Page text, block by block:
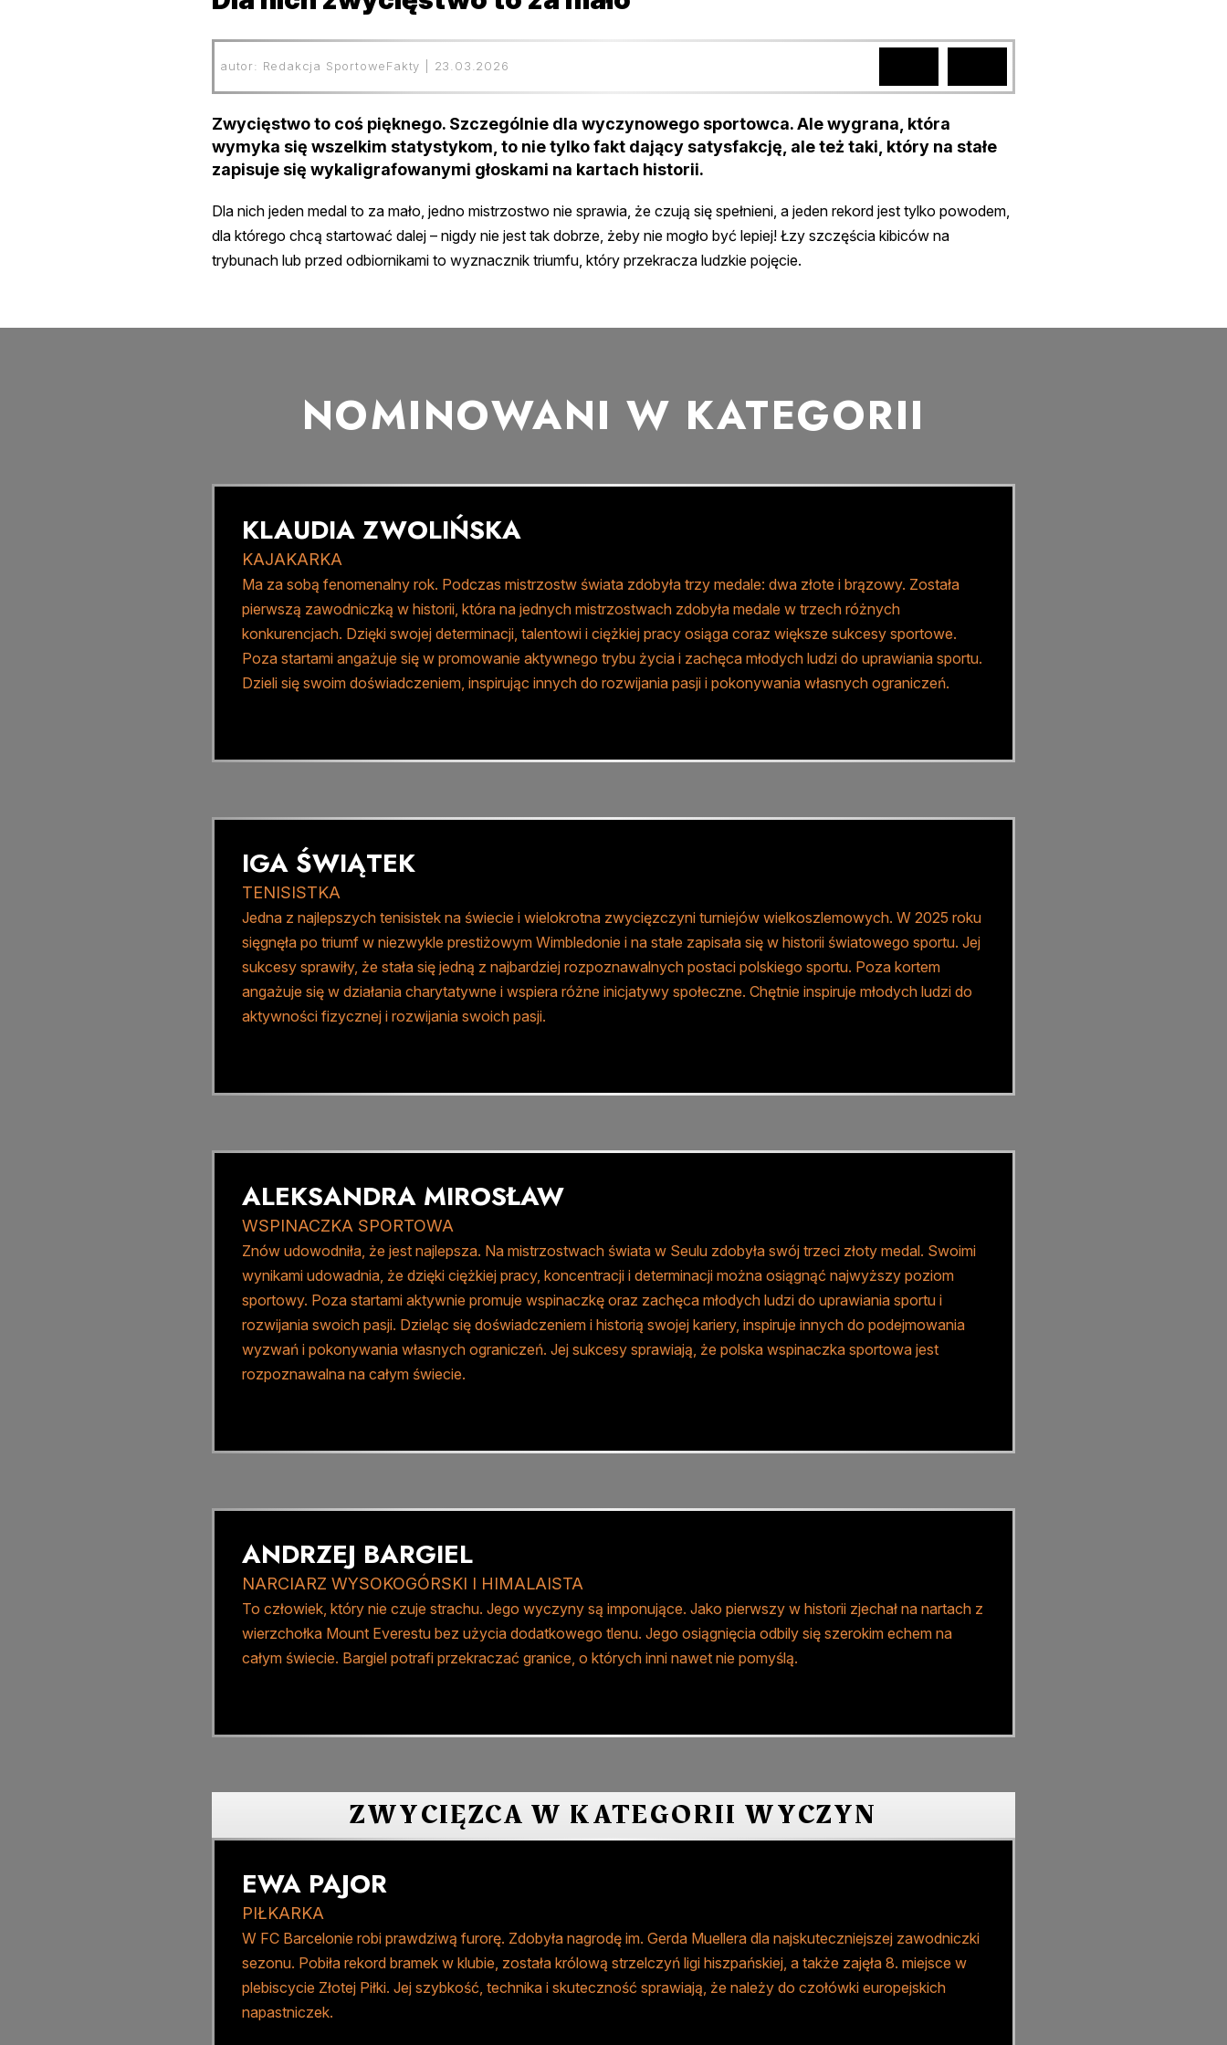
autor: Redakcja SportoweFakty 23.03.2026
Zwycięstwo to coś pięknego. Szczególnie dla wyczynowego sportowca. Ale wygrana, która
wymyka się wszelkim statystykom, to nie tylko fakt dający satysfakcję, ale też taki, który na stałe
zapisuje się wykaligrafowanymi głoskami na kartach historii.
Dla nich jeden medal to za mało, jedno mistrzostwo nie sprawia, że czują się spełnieni, a jeden rekord jest tylko powodem,
dla którego chcą startować dalej – nigdy nie jest tak dobrze, żeby nie mogło być lepiej! Łzy szczęścia kibiców na
trybunach lub przed odbiornikami to wyznacznik triumfu, który przekracza ludzkie pojęcie.
NOMINOWANI W KATEGORII
KLAUDIA ZWOLIŃSKA
KAJAKARKA
Ma za sobą fenomenalny rok. Podczas mistrzostw świata zdobyła trzy medale: dwa złote i brązowy. Została
pierwszą zawodniczką w historii, która na jednych mistrzostwach zdobyła medale w trzech różnych
konkurencjach. Dzięki swojej determinacji, talentowi i ciężkiej pracy osiąga coraz większe sukcesy sportowe.
Poza startami angażuje się w promowanie aktywnego trybu życia i zachęca młodych ludzi do uprawiania sportu.
Dzieli się swoim doświadczeniem, inspirując innych do rozwijania pasji i pokonywania własnych ograniczeń.
IGA ŚWIĄTEK
TENISISTKA
Jedna z najlepszych tenisistek na świecie i wielokrotna zwycięzczyni turniejów wielkoszlemowych. W 2025 roku
sięgnęła po triumf w niezwykle prestiżowym Wimbledonie i na stałe zapisała się w historii światowego sportu. Jej
sukcesy sprawiły, że stała się jedną z najbardziej rozpoznawalnych postaci polskiego sportu. Poza kortem
angażuje się w działania charytatywne i wspiera różne inicjatywy społeczne. Chętnie inspiruje młodych ludzi do
aktywności fizycznej i rozwijania swoich pasji.
ALEKSANDRA MIROSŁAW
WSPINACZKA SPORTOWA
Znów udowodniła, że jest najlepsza. Na mistrzostwach świata w Seulu zdobyła swój trzeci złoty medal. Swoimi
wynikami udowadnia, że dzięki ciężkiej pracy, koncentracji i determinacji można osiągnąć najwyższy poziom
sportowy. Poza startami aktywnie promuje wspinaczkę oraz zachęca młodych ludzi do uprawiania sportu i
rozwijania swoich pasji. Dzieląc się doświadczeniem i historią swojej kariery, inspiruje innych do podejmowania
wyzwań i pokonywania własnych ograniczeń. Jej sukcesy sprawiają, że polska wspinaczka sportowa jest
rozpoznawalna na całym świecie.
ANDRZEJ BARGIEL
NARCIARZ WYSOKOGÓRSKI I HIMALAISTA
To człowiek, który nie czuje strachu. Jego wyczyny są imponujące. Jako pierwszy w historii zjechał na nartach z
wierzchołka Mount Everestu bez użycia dodatkowego tlenu. Jego osiągnięcia odbily się szerokim echem na
całym świecie. Bargiel potrafi przekraczać granice, o których inni nawet nie pomyślą.
ZWYCIĘZCA W KATEGORII WYCZYN
EWA PAJOR
PIŁKARKA
W FC Barcelonie robi prawdziwą furorę. Zdobyła nagrodę im. Gerda Muellera dla najskuteczniejszej zawodniczki
sezonu. Pobiła rekord bramek w klubie, została królową strzelczyń ligi hiszpańskiej, a także zajęła 8. miejsce w
plebiscycie Złotej Piłki. Jej szybkość, technika i skuteczność sprawiają, że należy do czołówki europejskich
napastniczek.